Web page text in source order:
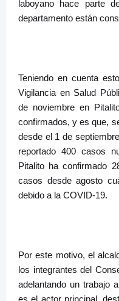
laboyano hace parte
departamento están
Teniendo en cuenta
Vigilancia en Salud
de noviembre en
confirmados, y es que,
desde el 1 de
reportado 400 casos
Pitalito ha confirmado
casos desde agosto
debido a la COVID-19.
Por este motivo, el
los integrantes del
adelantando un trabajo